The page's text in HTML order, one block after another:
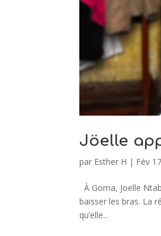
Jöelle
par Esther H | Fév
À Goma, Joelle
baisser les bras. La
qu’elle...